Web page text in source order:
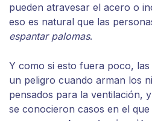
pueden atravesar el acero o
eso es natural que las
espantar palomas.
Y como si esto fuera poco,
un peligro cuando arman los
pensados para la ventilación,
se conocieron casos en el que